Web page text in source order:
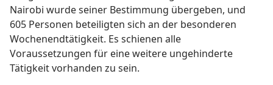
Nairobi wurde seiner Bestimmung übergeben, und
605 Personen beteiligten sich an der besonderen
Wochenendtätigkeit. Es schienen alle
Voraussetzungen für eine weitere ungehinderte
Tätigkeit vorhanden zu sein.